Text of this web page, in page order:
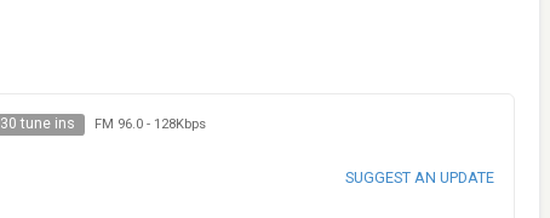
30 tune ins FM 96.0- 128Kbps
SUGGEST AN UPDATE